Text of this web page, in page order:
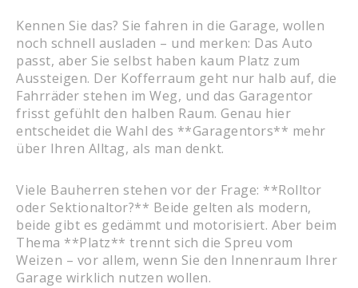
Kennen Sie das? Sie fahren in die Garage, wollen
noch schnell ausladen – und merken: Das Auto
passt, aber Sie selbst haben kaum Platz zum
Aussteigen. Der Kofferraum geht nur halb auf, die
Fahrräder stehen im Weg, und das Garagentor
frisst gefühlt den halben Raum. Genau hier
entscheidet die Wahl des **Garagentors** mehr
über Ihren Alltag, als man denkt.
Viele Bauherren stehen vor der Frage: **Rolltor
oder Sektionaltor?** Beide gelten als modern,
beide gibt es gedämmt und motorisiert. Aber beim
Thema **Platz** trennt sich die Spreu vom
Weizen – vor allem, wenn Sie den Innenraum Ihrer
Garage wirklich nutzen wollen.